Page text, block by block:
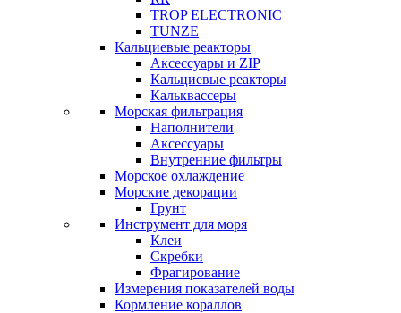
TROP ELECTRONIC
TUNZE
Кальциевые реакторы
Аксессуары и ZIP
Кальциевые реакторы
Кальквассеры
Морская фильтрация
Наполнители
Аксессуары
Внутренние фильтры
Морское охлаждение
Морские декорации
Грунт
Инструмент для моря
Клеи
Скребки
Фрагирование
Измерения показателей воды
Кормление кораллов